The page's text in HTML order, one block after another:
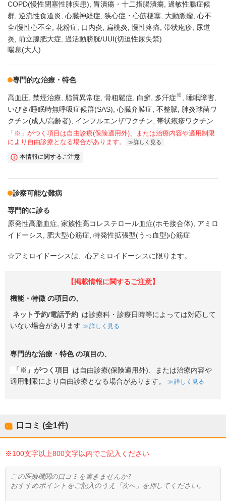
COPD(慢性閉塞性肺疾患) 胃潰瘍・十二指腸潰瘍 過敏性腸症候
群 逆流性食道炎 心臓神経症 狭心症・心筋梗塞 大動脈瘤 心不
全/慢性心不全 花粉症 口内炎 扁桃炎 慢性疼痛 帯状疱疹
尿道
炎 前立腺肥大症 過活動膀胱/UUI(切迫性尿失禁)
喘息(大人)
専門的な治療・特色
高血圧 禁煙治療 脂質異常症 骨粗鬆症 白癬 多汗症※
睡眠障害
いびき/睡眠時無呼吸症候群(SAS) 心臓弁膜症 不整脈
肺炎球菌ワ
クチン(成人/高齢者)
インフルエンザワクチン 帯状疱疹ワクチン
「※」がつく項目は自由診療(保険適用外)、または治療内容や適用制限
により自由診療となる場合があります。
詳しく見る
本情報に関するご注意
診察可能な難病
専門的に診る
原発性高脂血症 家族性高コレステロール血症(ホモ接合体)
アミロ
イドーシス
肥大型心筋症 特発性拡張型(うっ血型)心筋症
☆アミロイドーシスは、心アミロイドーシスに限ります。
【掲載情報に関するご注意】
機能・特徴 の項目の、
ネット予約/電話予約 は診療科・診療日時等によっては対応して
いない場合があります
詳しく見る
専門的な治療・特色の項目の、
「※」がつく項目
は自由診療(保険適用外)、または治療内容や
適用制限により自由診療となる場合があります。
詳しく見る
口コミ (全1件)
※100文字以上800文字以内でご記入ください